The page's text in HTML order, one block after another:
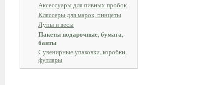
Аксессуары для пивных пробок
Кляссеры для марок, пинцеты
Лупы и весы
Пакеты подарочные, бумага,
банты
Сувенирные упаковки, коробки,
футляры